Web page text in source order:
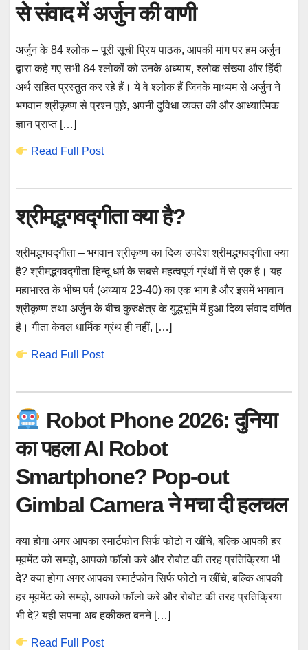
से संवाद में अर्जुन की वाणी
अर्जुन के 84 श्लोक – पूरी सूची प्रिय पाठक, आपकी मांग पर हम अर्जुन
द्वारा कहे गए सभी 84 श्लोकों को उनके अध्याय, श्लोक संख्या और हिंदी
अर्थ सहित प्रस्तुत कर रहे हैं। ये वे श्लोक हैं जिनके माध्यम से अर्जुन ने
भगवान श्रीकृष्ण से प्रश्न पूछे, अपनी दुविधा व्यक्त की और आध्यात्मिक
ज्ञान प्राप्त […]
Read Full Post
श्रीमद्भगवद्गीता क्या है?
श्रीमद्भगवद्गीता – भगवान श्रीकृष्ण का दिव्य उपदेश श्रीमद्भगवद्गीता क्या
है? श्रीमद्भगवद्गीता हिन्दू धर्म के सबसे महत्वपूर्ण ग्रंथों में से एक है। यह
महाभारत के भीष्म पर्व (अध्याय 23-40) का एक भाग है और इसमें भगवान
श्रीकृष्ण तथा अर्जुन के बीच कुरुक्षेत्र के युद्धभूमि में हुआ दिव्य संवाद वर्णित
है। गीता केवल धार्मिक ग्रंथ ही नहीं, […]
Read Full Post
Robot Phone 2026: दुनिया
का पहला AI Robot
Smartphone? Pop-out
Gimbal Camera ने मचा दी हलचल
क्या होगा अगर आपका स्मार्टफोन सिर्फ फोटो न खींचे, बल्कि आपकी हर
मूवमेंट को समझे, आपको फॉलो करे और रोबोट की तरह प्रतिक्रिया भी
दे? क्या होगा अगर आपका स्मार्टफोन सिर्फ फोटो न खींचे, बल्कि आपकी
हर मूवमेंट को समझे, आपको फॉलो करे और रोबोट की तरह प्रतिक्रिया
भी दे? यही सपना अब हकीकत बनने […]
Read Full Post